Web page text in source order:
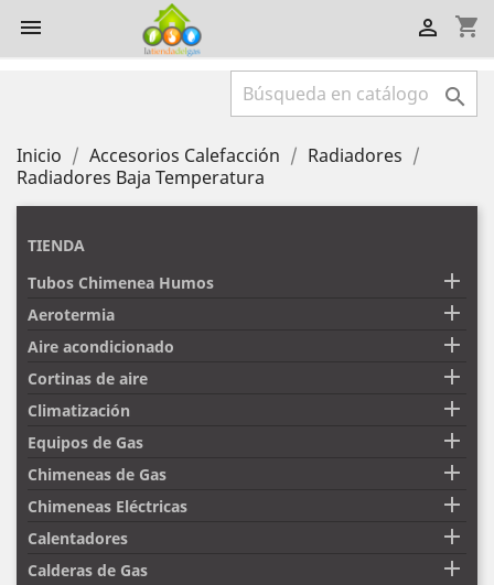
 shopping_cart


Inicio Accesorios Calefacción
Radiadores
Radiadores Baja Temperatura
TIENDA
Tubos Chimenea Humos

Aerotermia 
Aire acondicionado 
Cortinas de aire 
Climatización 
Equipos de Gas 
Chimeneas de Gas 
Chimeneas Eléctricas 
Calentadores 
Calderas de Gas 